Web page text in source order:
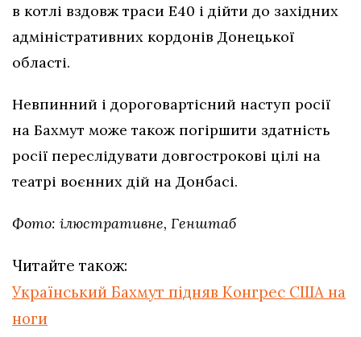
в котлі вздовж траси Е40 і дійти до західних
адміністративних кордонів Донецької
області.
Невпинний і дороговартісний наступ росії
на Бахмут може також погіршити здатність
росії переслідувати довгострокові цілі на
театрі воєнних дій на Донбасі.
Фото: ілюстративне, Генштаб
Читайте також:
Український Бахмут підняв Конгрес США на
ноги